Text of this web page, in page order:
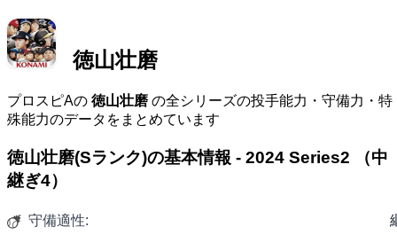
徳山壮磨
プロスピAの 徳山壮磨 の全シリーズの投手能力・守備力・特
殊能力のデータをまとめています
徳山壮磨(Sランク)の基本情報 - 2024 Series2 （中
継ぎ4）
守備適性: